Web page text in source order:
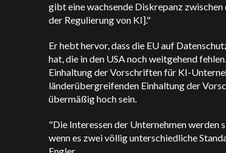
gibt eine wachsende Diskrepanz
der Regulierung von KI]."
Er hebt hervor, dass die EU auf
hat, die in den USA noch weitgehend
Einhaltung der Vorschriften für KI-
länderübergreifenden Einhaltung der
übermäßig hoch sein.
"Die Interessen der Unternehmen werden
wenn es zwei völlig unterschiedliche